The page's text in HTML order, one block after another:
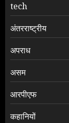
tech
अंतरराष्ट्रीय
अपराध
असम
आरपीएफ
कहानियों